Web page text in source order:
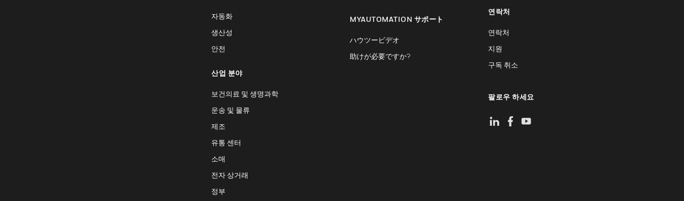
자동화
생산성
안전
산업 분야
보건의료 및 생명과학
운송 및 물류
제조
유통 센터
소매
전자 상거래
정부
MYAUTOMATION サポート
ハウツービデオ
助けが必要ですか?
연락처
연락처
지원
구독 취소
팔로우 하세요